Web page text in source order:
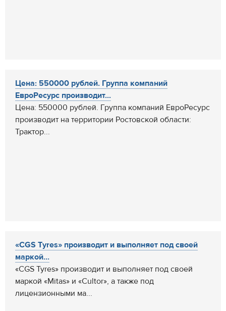
Цена: 550000 рублей. Группа компаний
ЕвроРесурс производит...
Цена: 550000 рублей. Группа компаний ЕвроРесурс
производит на территории Ростовской области:
Трактор...
«CGS Tyres» производит и выполняет под своей
маркой...
«CGS Tyres» производит и выполняет под своей
маркой «Mitas» и «Cultor», а также под
лицензионными ма...